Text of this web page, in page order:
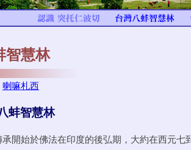
智慧林
喇嘛札西
蚌智慧林
開始於佛法在印度的後弘期，大約在西元七